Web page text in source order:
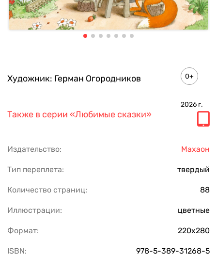
Художник: Герман Огородников 0+
2026 г.
Также в серии «Любимые сказки»
Издательство: Махаон
Тип переплета: твердый
Количество страниц: 88
Иллюстрации: цветные
Формат: 220х280
ISBN: 978-5-389-31268-5